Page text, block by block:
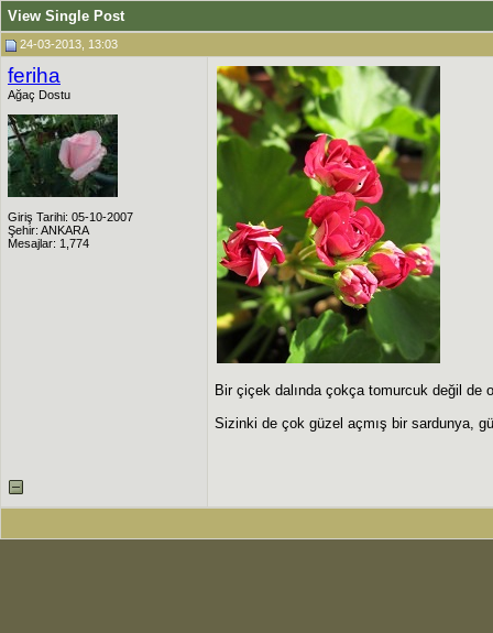
View Single Post
24-03-2013, 13:03
feriha
Ağaç Dostu
Giriş Tarihi: 05-10-2007
Şehir: ANKARA
Mesajlar: 1,774
Bir çiçek dalında çokça tomurcuk değil de
Sizinki de çok güzel açmış bir sardunya,